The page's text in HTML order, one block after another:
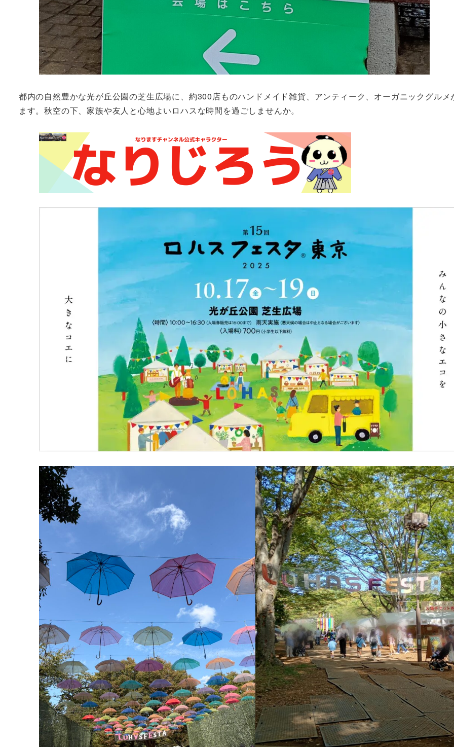
都内の自然豊かな光が丘公園の芝生広場に、約300店ものハンドメイド雑貨、アンティーク、オーガニックグルメ
ます。秋空の下、家族や友人と心地よいロハスな時間を過ごしませんか。